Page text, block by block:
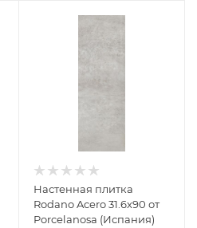
Настенная плитка
Rodano Acero 31.6x90 от
Porcelanosa (Испания)